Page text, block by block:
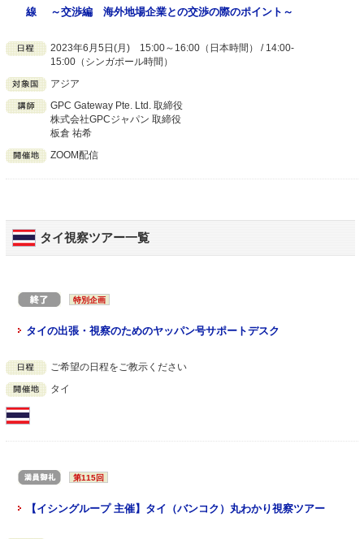
線 ～交渉編 海外地場企業との交渉の際のポイント～
2023年6月5日(月) 15:00～16:00（日本時間） / 14:00-
15:00（シンガポール時間）
アジア
GPC Gateway Pte. Ltd. 取締役
株式会社GPCジャパン 取締役
板倉 祐希
ZOOM配信
タイ視察ツアー一覧
特別企画
タイの出張・視察のためのヤッパン号サポートデスク
ご希望の日程をご教示ください
タイ
第115回
【イシングループ 主催】タイ（バンコク）丸わかり視察ツアー